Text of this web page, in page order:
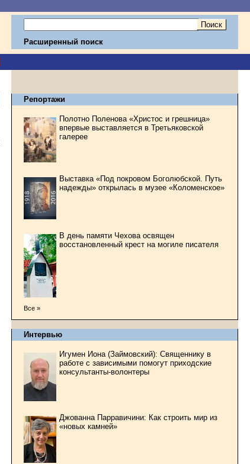
Расширенный поиск
Репортажи
Полотно Поленова «Христос и грешница»
впервые выставляется в Третьяковской
галерее
Выставка «Под покровом Боголюбской. Путь
надежды» открылась в музее «Коломенское»
В день памяти Чехова освящен
восстановленный крест на могиле писателя
Все »
Интервью
Игумен Иона (Займовский): Священнику в
работе с зависимыми помогут приходские
консультанты-волонтеры
Джованна Парравичини: Как строить мир из
«новых камней»